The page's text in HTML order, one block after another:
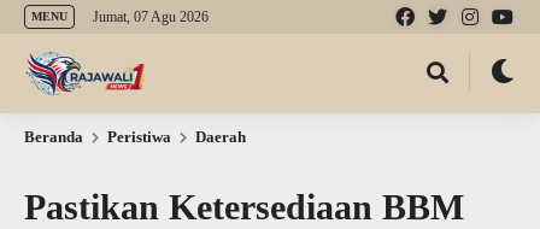
MENU Jumat, 07 Agu 2026
Beranda Peristiwa Daerah
Pastikan Ketersediaan BBM